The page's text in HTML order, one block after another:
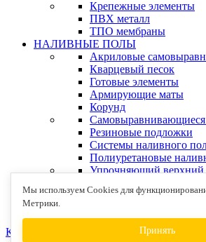
Крепежные элементы
ПВХ металл
ТПО мембраны
НАЛИВНЫЕ ПОЛЫ
Акриловые
Кварцевый песок
Готовые элементы
Армирующие маты
Корунд
Резиновые подложки
Системы наливного
Полиуретановые
Упрочняющий верхний
Клея для деревянных
КОНТАКТЫ
Мы используем Cookies для
Метрики.
Принять